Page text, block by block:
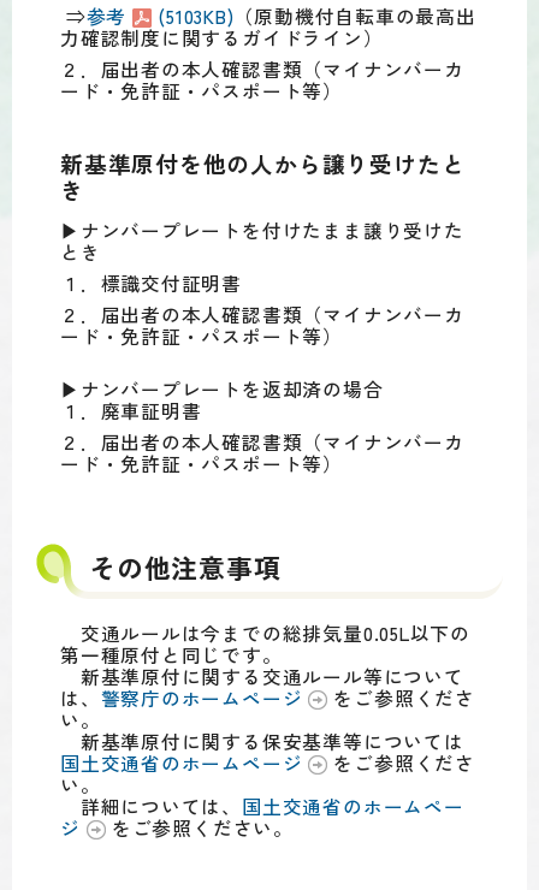
⇒参考 (5103KB) （原動機付自転車の最高出
力確認制度に関するガイドライン）
２．届出者の本人確認書類（マイナンバーカ
ード・免許証・パスポート等）
新基準原付を他の人から譲り受けたと
き
▶ナンバープレートを付けたまま譲り受けた
とき
１．標識交付証明書
２．届出者の本人確認書類（マイナンバーカ
ード・免許証・パスポート等）
▶ナンバープレートを返却済の場合
１．廃車証明書
２．届出者の本人確認書類（マイナンバーカ
ード・免許証・パスポート等）
その他注意事項
交通ルールは今までの総排気量0.05L以下の
第一種原付と同じです。
新基準原付に関する交通ルール等について
は、 警察庁のホームページ をご参照くださ
い。
新基準原付に関する保安基準等については
国土交通省のホームページ をご参照くださ
い。
詳細については、 国土交通省のホームペー
ジ をご参照ください。